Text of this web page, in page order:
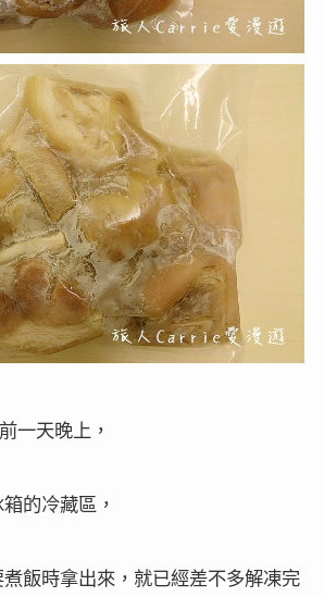
一天晚上，
的冷藏區，
飯時拿出來，就已經差不多解凍完